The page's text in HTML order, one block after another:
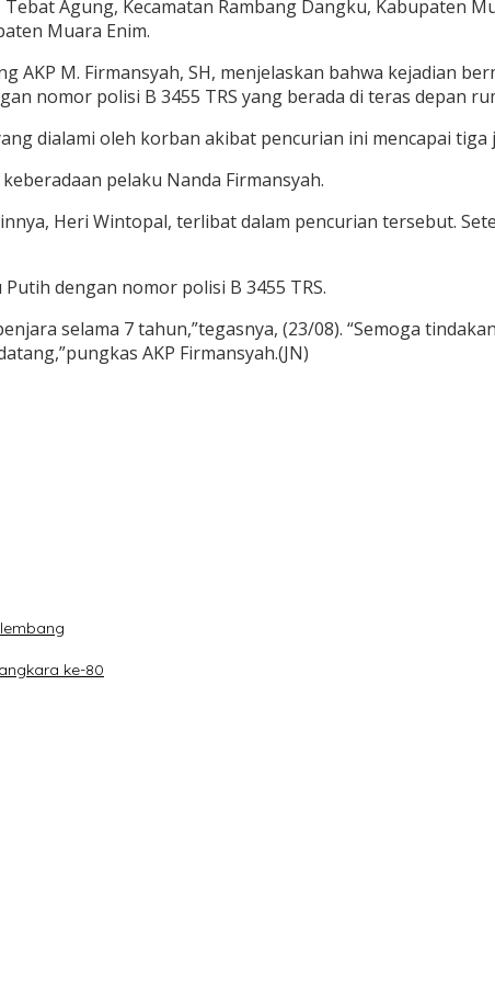
Agung, Kecamatan Rambang Dangku, Kabupaten
Muara Enim.
AKP M. Firmansyah, SH, menjelaskan bahwa kejadian
nomor polisi B 3455 TRS yang berada di teras depan
dialami oleh korban akibat pencurian ini mencapai
pelaku Nanda Firmansyah.
Heri Wintopal, terlibat dalam pencurian tersebut.
dengan nomor polisi B 3455 TRS.
selama 7 tahun,”tegasnya, (23/08). “Semoga
AKP Firmansyah.(JN)
ke-80